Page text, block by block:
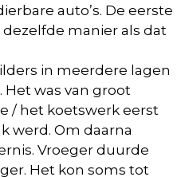
auto’s. De eerste
manier als dat
in meerdere lagen
Het was van groot
/ het koetswerk eerst
werd. Om daarna
Vroeger duurde
Het kon soms tot